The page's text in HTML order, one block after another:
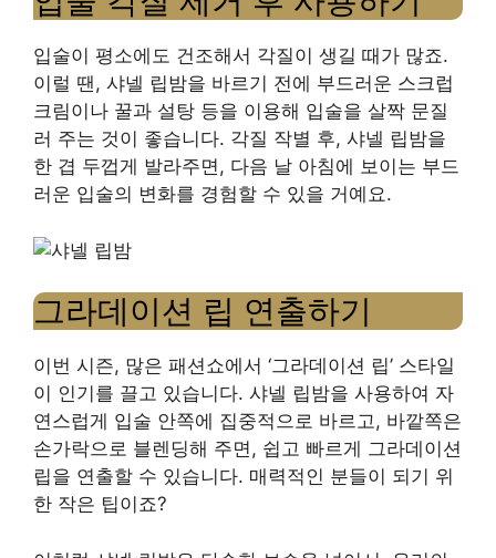
입술이 평소에도 건조해서 각질이 생길 때가 많죠.
이럴 땐, 샤넬 립밤을 바르기 전에 부드러운 스크럽
크림이나 꿀과 설탕 등을 이용해 입술을 살짝 문질
러 주는 것이 좋습니다. 각질 작별 후, 샤넬 립밤을
한 겹 두껍게 발라주면, 다음 날 아침에 보이는 부드
러운 입술의 변화를 경험할 수 있을 거예요.
그라데이션 립 연출하기
이번 시즌, 많은 패션쇼에서 ‘그라데이션 립’ 스타일
이 인기를 끌고 있습니다. 샤넬 립밤을 사용하여 자
연스럽게 입술 안쪽에 집중적으로 바르고, 바깥쪽은
손가락으로 블렌딩해 주면, 쉽고 빠르게 그라데이션
립을 연출할 수 있습니다. 매력적인 분들이 되기 위
한 작은 팁이죠?